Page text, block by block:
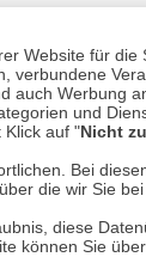
Website für
verbundene
auch Werbung
und
Klick auf "Nicht
Bei
die wir Sie
diese
können Sie
Mehr
AGB